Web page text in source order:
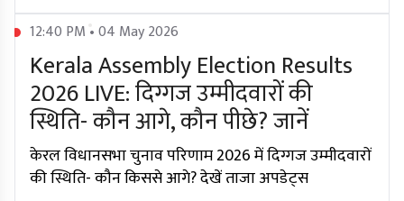
12:40 PM • 04 May 2026
Kerala Assembly Election Results
2026 LIVE: दिग्गज उम्मीदवारों की
स्थिति- कौन आगे, कौन पीछे? जानें
केरल विधानसभा चुनाव परिणाम 2026 में दिग्गज उम्मीदवारों
की स्थिति- कौन किससे आगे? देखें ताजा अपडेट्स